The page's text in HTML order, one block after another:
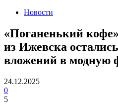
Новости
«Поганенький
из Ижевска
вложений в модную
24.12.2025
0
5